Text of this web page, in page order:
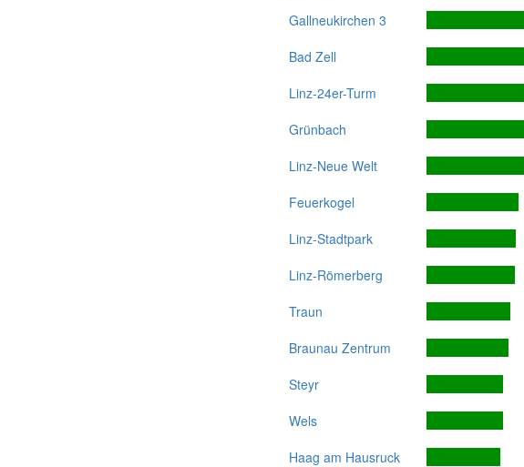
Gallneukirchen 3
Bad Zell
Linz-24er-Turm
Grünbach
Linz-Neue Welt
Feuerkogel
Linz-Stadtpark
Linz-Römerberg
Traun
Braunau Zentrum
Steyr
Wels
Haag am Hausruck